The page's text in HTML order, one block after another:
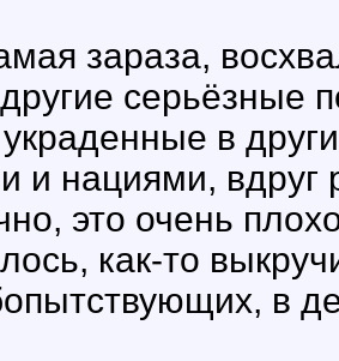
зараза,
серьёзные
в
и нациями,
это очень
как-то
в